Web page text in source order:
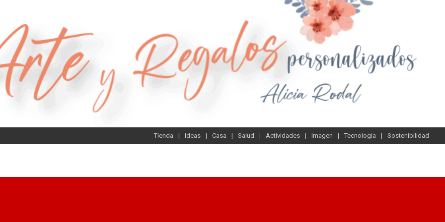
Tienda Ideas Casa Salud Actividades Imagen Tecnologia Sostenibilidad